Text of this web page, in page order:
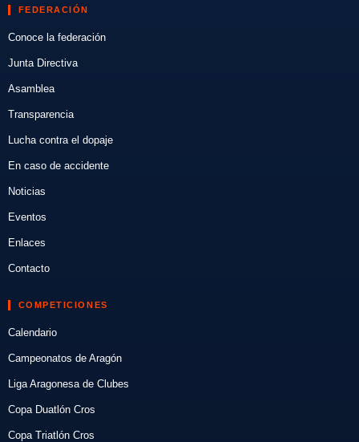
FEDERACIÓN
Conoce la federación
Junta Directiva
Asamblea
Transparencia
Lucha contra el dopaje
En caso de accidente
Noticias
Eventos
Enlaces
Contacto
COMPETICIONES
Calendario
Campeonatos de Aragón
Liga Aragonesa de Clubes
Copa Duatlón Cros
Copa Triatlón Cros